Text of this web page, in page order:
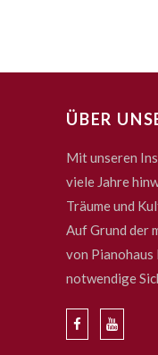
ÜBER
Mit unseren
viele Jahre
Träume und
Auf Grund der
von
notwendige